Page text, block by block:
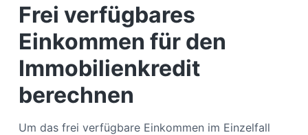
Frei verfügbares
Einkommen für den
Immobilienkredit
berechnen
Um das frei verfügbare Einkommen im Einzelfall